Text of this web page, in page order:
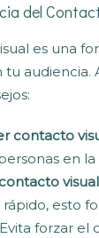
del
es una
audiencia.
contacto
en la
visual
esto
forzar el